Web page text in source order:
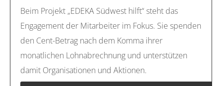
Beim Projekt „EDEKA Südwest hilft“ steht das
Engagement der Mitarbeiter im Fokus. Sie spenden
den Cent-Betrag nach dem Komma ihrer
monatlichen Lohnabrechnung und unterstützen
damit Organisationen und Aktionen.